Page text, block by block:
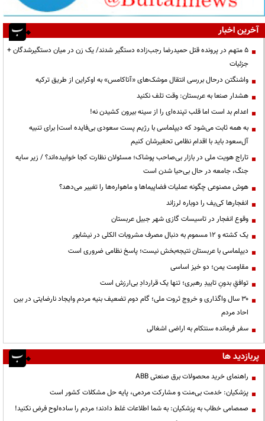
آخرین اخبار
۵ متهم در پرونده قتل حمیدرضا رجب‌زاده دستگیر شدند/ یک زن در میان دستگیرشدگان +
جزئیات
واشنگتن درحال بررسی انتقال موشک‌های «آتاکامس» به اوکراین از طریق ترکیه
هشدار صنعا به عربستان: وقت تلف نکنید
اعدام بد است اما قلب تپنده‌ای را از سینه بیرون کشیدن نه!
به همه ثابت می‌شود که دیپلماسی با رژیم پست سعودی بی‌فایده است| برای تنبیه
آل‌سعود باید با اقدام نظامی تحقیرشان کنیم
تاراج هویت ملی در بازار بی‌صاحب پوشاک؛ مسئولان نظارت کجا خوابیده‌اند؟ / زیر سایه
جنگ، جامعه در حال بی‌حیا شدن است
هوش مصنوعی چگونه عملیات فضاپیماها و ماهواره‌ها را تغییر می‌دهد؟
انفجارها کی‌یف را دوباره لرزاند
وقوع انفجار در تاسیسات گازی شهر جبیل عربستان
یک کشته و ۱۲ مسموم به دنبال مصرف مشروبات الکلی در نیشابور
دیپلماسی با عربستان نتیجه‌بخش نیست؛ پاسخ نظامی ضروری است
مقاومت یمن؛ دو خیز اساسی
توافقِ بدونِ تاییدِ رهبری؛ تنها یک قراردادِ بی‌ارزش است
۳۰ سال واگذاری و خروج ثروت ملی؛ گام دوم تضعیف بنیه مردم وایجاد نارضایتی در بین
احاد مردم
سفر فرمانده سنتکام به اراضی اشغالی
پربازدید ها
راهنمای خرید محصولات برق صنعتی ABB
پزشکیان: خدمت بی‌منت و مشارکت مردمی، پایه حل مشکلات کشور است
صمصامی خطاب به پزشکیان: به شما اطلاعات غلط دادند؛ مردم را ساده‌لوح فرض نکنید!